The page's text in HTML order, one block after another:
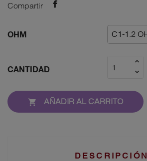
Compartir
OHM
CANTIDAD
 AÑADIR AL CARRITO
DESCRIPCIÓN